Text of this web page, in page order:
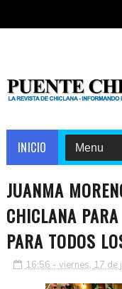
INICIO
JUANMA
CHICLANA
PARA TODOS
16:56 - viernes, 17 de